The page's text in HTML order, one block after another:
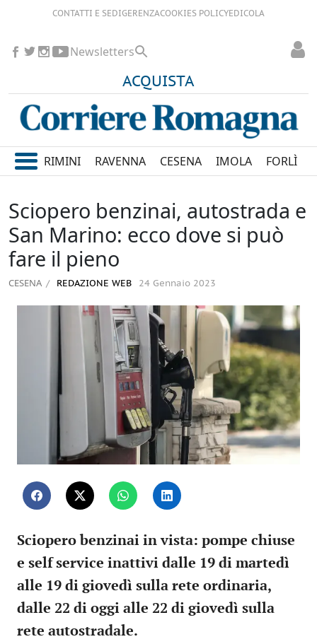
CONTATTI E SEDIGERENZACOOKIES POLICYEDICOLA
ACQUISTA
Newsletters
RIMINI RAVENNA CESENA IMOLA FORLÌ
Sciopero benzinai, autostrada e
San Marino: ecco dove si può
fare il pieno
CESENA REDAZIONE WEB 24 Gennaio 2023
Sciopero benzinai in vista: pompe chiuse
e self service inattivi dalle 19 di martedì
alle 19 di giovedì sulla rete ordinaria,
dalle 22 di oggi alle 22 di giovedì sulla
rete autostradale.